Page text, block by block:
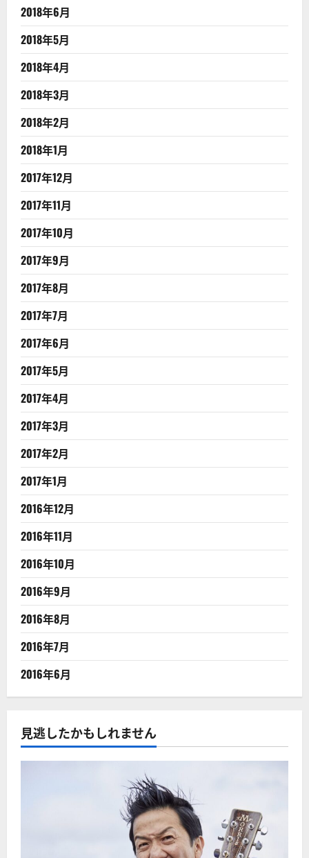
2018年6月
2018年5月
2018年4月
2018年3月
2018年2月
2018年1月
2017年12月
2017年11月
2017年10月
2017年9月
2017年8月
2017年7月
2017年6月
2017年5月
2017年4月
2017年3月
2017年2月
2017年1月
2016年12月
2016年11月
2016年10月
2016年9月
2016年8月
2016年7月
2016年6月
見逃したかもしれません